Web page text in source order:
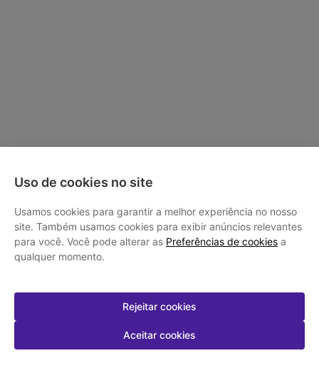
Uso de cookies no site
Usamos cookies para garantir a melhor experiência no nosso
site. Também usamos cookies para exibir anúncios relevantes
para você. Você pode alterar as Preferências de cookies a
qualquer momento.
Rejeitar cookies
Aceitar cookies